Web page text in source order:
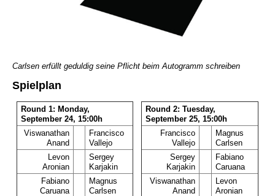
Carlsen erfüllt geduldig seine Pflicht beim Autogramm schreiben
Spielplan
Round 1: Monday,
September 24, 15:00h
Viswanathan
Anand
Francisco
Vallejo
Levon
Aronian
Sergey
Karjakin
Fabiano
Caruana
Magnus
Carlsen
Round 2: Tuesday,
September 25, 15:00h
Francisco
Vallejo
Magnus
Carlsen
Sergey
Karjakin
Fabiano
Caruana
Viswanathan
Anand
Levon
Aronian